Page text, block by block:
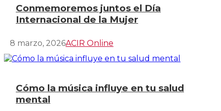
Conmemoremos juntos el Día
Internacional de la Mujer
8 marzo, 2026ACIR Online
Cómo la música influye en tu salud
mental